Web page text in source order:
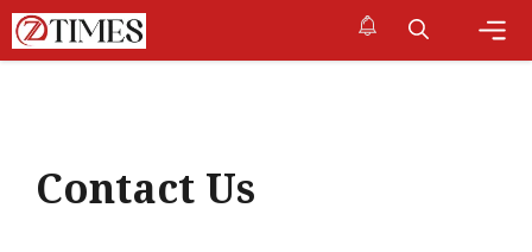
Skip
to
content
Contact Us